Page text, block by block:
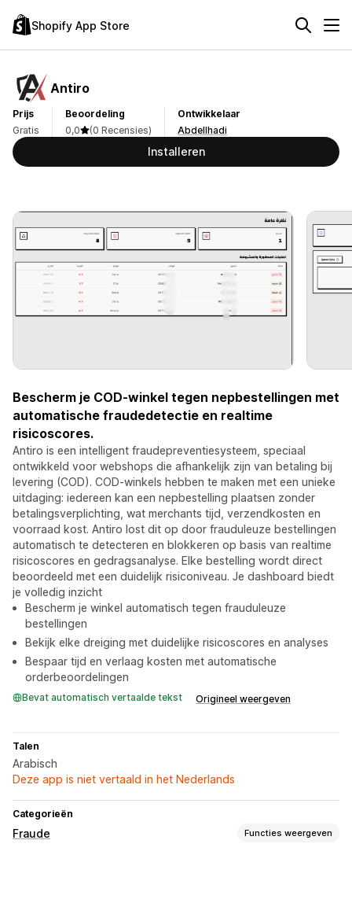
Shopify App Store
Antiro
Prijs
Gratis
Beoordeling
0,0
(0 Recensies)
Ontwikkelaar
Abdellhadi
Installeren
Bescherm je COD-winkel tegen nepbestellingen met
automatische fraudedetectie en realtime
risicoscores.
Antiro is een intelligent fraudepreventiesysteem, speciaal
ontwikkeld voor webshops die afhankelijk zijn van betaling bij
levering (COD). COD-winkels hebben te maken met een unieke
uitdaging: iedereen kan een nepbestelling plaatsen zonder
betalingsverplichting, wat merchants tijd, verzendkosten en
voorraad kost. Antiro lost dit op door frauduleuze bestellingen
automatisch te detecteren en blokkeren op basis van realtime
risicoscores en gedragsanalyse. Elke bestelling wordt direct
beoordeeld met een duidelijk risiconiveau. Je dashboard biedt
je volledig inzicht
Bescherm je winkel automatisch tegen frauduleuze
bestellingen
Bekijk elke dreiging met duidelijke risicoscores en analyses
Bespaar tijd en verlaag kosten met automatische
orderbeoordelingen
Bevat automatisch vertaalde tekst Origineel weergeven
Talen
Arabisch
Deze app is niet vertaald in het Nederlands
Categorieën
Fraude Functies weergeven